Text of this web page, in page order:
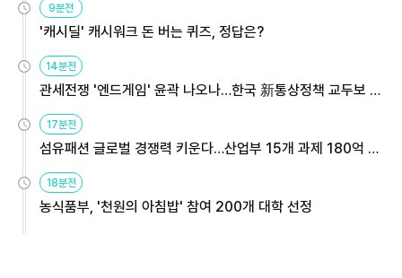
9분전
'캐시딜' 캐시워크 돈 버는 퀴즈, 정답은?
14분전
관세전쟁 '엔드게임' 윤곽 나오나…한국 新통상정책 교두보 활
용해야
17분전
섬유패션 글로벌 경쟁력 키운다…산업부 15개 과제 180억 지
원
18분전
농식품부, '천원의 아침밥' 참여 200개 대학 선정